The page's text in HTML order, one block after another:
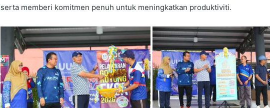
serta memberi komitmen penuh untuk meningkatkan produktiviti.